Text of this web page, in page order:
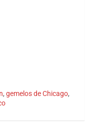
, gemelos de Chicago,